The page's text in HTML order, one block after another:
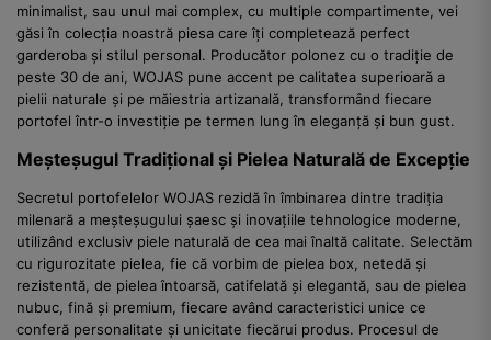
minimalist, sau unul mai complex, cu multiple compartimente, vei
găsi în colecția noastră piesa care îți completează perfect
garderoba și stilul personal. Producător polonez cu o tradiție de
peste 30 de ani, WOJAS pune accent pe calitatea superioară a
pielii naturale și pe măiestria artizanală, transformând fiecare
portofel într-o investiție pe termen lung în eleganță și bun gust.
Meșteșugul Tradițional și Pielea Naturală de Excepție
Secretul portofelelor WOJAS rezidă în îmbinarea dintre tradiția
milenară a meșteșugului șaesc și inovațiile tehnologice moderne,
utilizând exclusiv piele naturală de cea mai înaltă calitate. Selectăm
cu rigurozitate pielea, fie că vorbim de pielea box, netedă și
rezistentă, de pielea întoarsă, catifelată și elegantă, sau de pielea
nubuc, fină și premium, fiecare având caracteristici unice ce
conferă personalitate și unicitate fiecărui produs. Procesul de